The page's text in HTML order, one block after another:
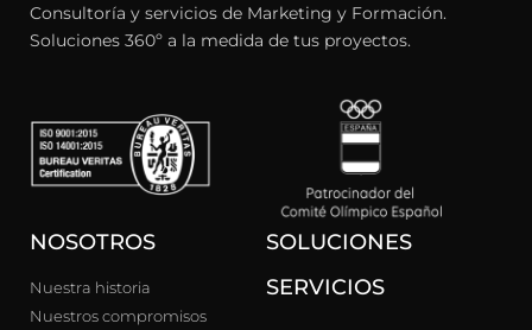
Consultoría y servicios de Marketing y Formación.
Soluciones 360º a la medida de tus proyectos.
NOSOTROS
Nuestra historia
Nuestros compromisos
SOLUCIONES
SERVICIOS